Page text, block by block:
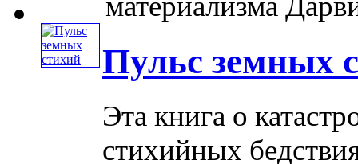
Пульс земных
Эта книга о
стихийных